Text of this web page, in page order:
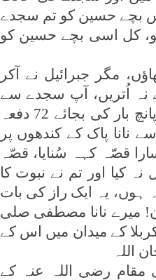
بچے حسین کو تم سجدے
کل اسی بچے حسین کو
مگر جبرائیل نے آکر
نہ اُتریں، آپ سجدے سے
سر نہ اٹھائیے، کملی والے نے نماز لمبی کر دی اور تین یا پانچ بار کی بجائے 72 دفعہ
پاک کے کندھوں پر
قصّہ کہہ سُنایا، قصّہ
کیا اور تم نے نبوت کا
ہوں، یہ ایک راز کی بات
میرے نانا مصطفی صلی
کے میدان میں اس کے
رضی اللہ عنہ کے